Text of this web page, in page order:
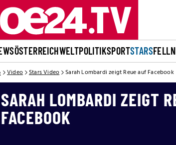
ÖSTERREICHWELTPOLITIKSPORTSTARS
Video Stars Video Sarah Lombardi zeigt Reue auf Facebook
SARAH LOMBARDI ZEIGT
FACEBOOK